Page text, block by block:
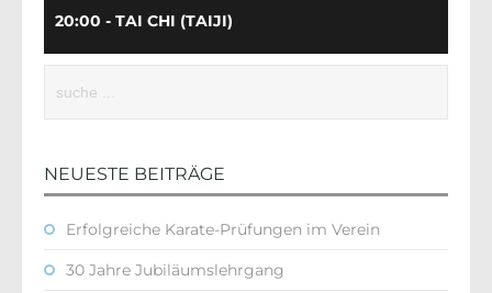
20:00 - TAI CHI (TAIJI)
NEUESTE BEITRÄGE
Erfolgreiche Karate-Prüfungen im Verein
30 Jahre Jubiläumslehrgang